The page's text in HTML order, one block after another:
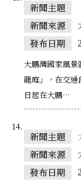
新聞主題
新聞來源
發布日期
大鵬灣國家風
龍庭」，在交
日起在大鵬…
新聞主題
新聞來源
發布日期